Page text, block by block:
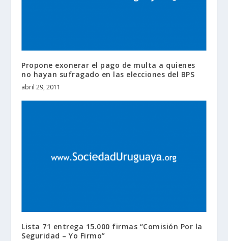
Propone exonerar el pago de multa a quienes
no hayan sufragado en las elecciones del BPS
abril 29, 2011
Lista 71 entrega 15.000 firmas “Comisión Por la
Seguridad – Yo Firmo”